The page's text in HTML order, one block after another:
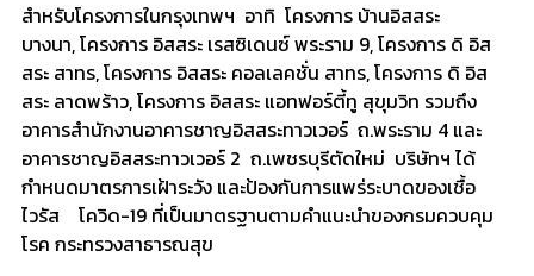
สำหรับโครงการในกรุงเทพฯ อาทิ โครงการ บ้านอิสสระ
บางนา, โครงการ อิสสระ เรสซิเดนซ์ พระราม 9, โครงการ ดิ อิส
สระ สาทร, โครงการ อิสสระ คอลเลคชั่น สาทร, โครงการ ดิ อิส
สระ ลาดพร้าว, โครงการ อิสสระ แอทฟอร์ตี้ทู สุขุมวิท รวมถึง
อาคารสำนักงานอาคารชาญอิสสระทาวเวอร์ ถ.พระราม 4 และ
อาคารชาญอิสสระทาวเวอร์ 2 ถ.เพชรบุรีตัดใหม่ บริษัทฯ ได้
กำหนดมาตรการเฝ้าระวัง และป้องกันการแพร่ระบาดของเชื้อ
ไวรัส โควิด-19 ที่เป็นมาตรฐานตามคำแนะนำของกรมควบคุม
โรค กระทรวงสาธารณสุข